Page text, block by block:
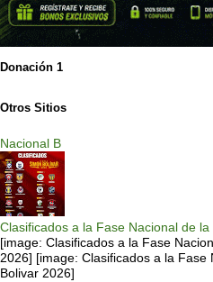
Donación 1
Otros Sitios
Nacional B
Clasificados a la Fase Nacional de
[image: Clasificados a la Fase
2026] [image: Clasificados a la Fase
Bolivar 2026]